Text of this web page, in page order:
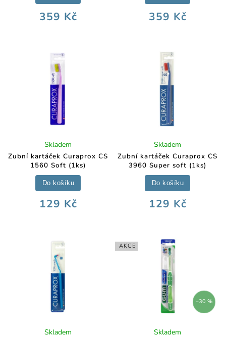
359 Kč 359 Kč
Zubní kartáček Curaprox CS
1560 Soft (1ks)
Skladem
129 Kč
Do košíku
Zubní kartáček Curaprox CS
3960 Super soft (1ks)
Skladem
129 Kč
Do košíku
Skladem
AKCE
–30 %
Skladem